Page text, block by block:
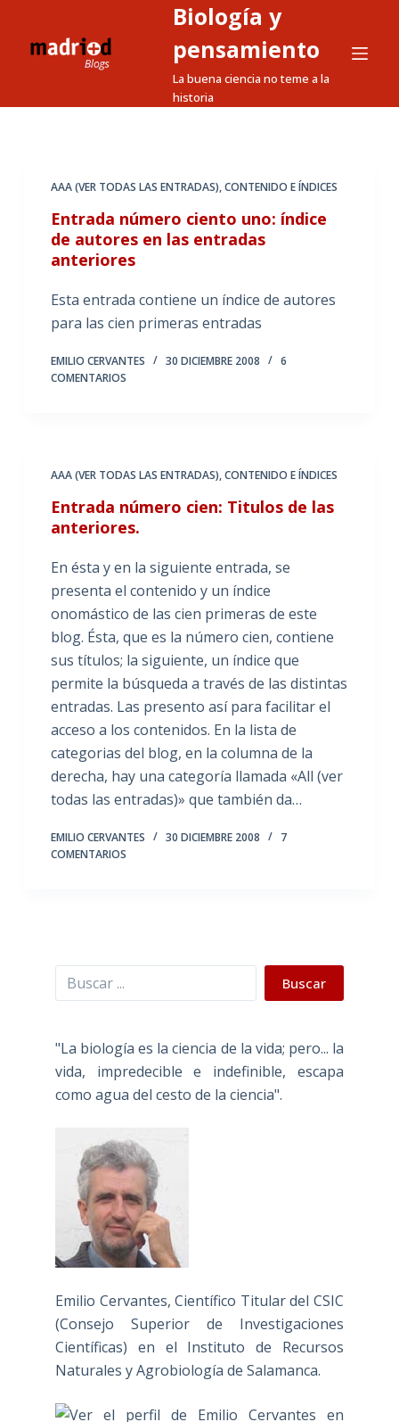
a
Biología y
pensamiento
La buena ciencia no teme a la
historia
AAA (VER TODAS LAS ENTRADAS),CONTENIDO E ÍNDICES
Entrada número ciento uno: índice
de autores en las entradas
anteriores
Esta entrada contiene un índice de autores
para las cien primeras entradas
EMILIO CERVANTES 30 DICIEMBRE 2008
6
COMENTARIOS
AAA (VER TODAS LAS ENTRADAS),CONTENIDO E ÍNDICES
Entrada número cien: Titulos de las
anteriores.
En ésta y en la siguiente entrada, se
presenta el contenido y un índice
onomástico de las cien primeras de este
blog. Ésta, que es la número cien, contiene
sus títulos; la siguiente, un índice que
permite la búsqueda a través de las distintas
entradas. Las presento así para facilitar el
acceso a los contenidos. En la lista de
categorias del blog, en la columna de la
derecha, hay una categoría llamada «All (ver
todas las entradas)» que también da…
EMILIO CERVANTES 30 DICIEMBRE 2008
7
COMENTARIOS
Buscar Buscar
"La biología es la ciencia de la vida; pero... la
vida, impredecible e indefinible, escapa
como agua del cesto de la ciencia".
Emilio Cervantes, Científico Titular del CSIC
(Consejo Superior de Investigaciones
Científicas) en el Instituto de Recursos
Naturales y Agrobiología de Salamanca.